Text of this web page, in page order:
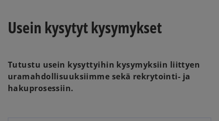
Usein kysytyt kysymykset
Tutustu usein kysyttyihin kysymyksiin liittyen
uramahdollisuuksiimme sekä rekrytointi- ja
hakuprosessiin.